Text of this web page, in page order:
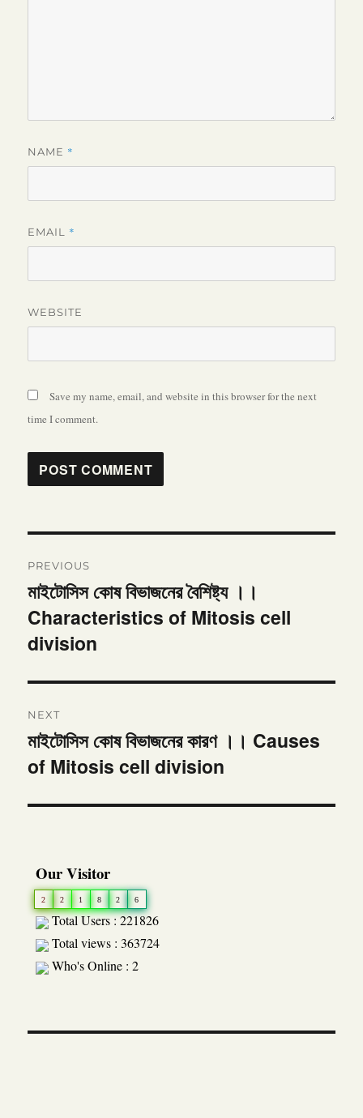
NAME *
EMAIL *
WEBSITE
Save my name, email, and website in this browser for the next
time I comment.
navigation
PREVIOUS
Previous
post:
মাইটোসিস কোষ বিভাজনের বৈশিষ্ট্য ।।
Characteristics of Mitosis cell
division
NEXT
Next
post:
মাইটোসিস কোষ বিভাজনের কারণ ।। Causes
of Mitosis cell division
Our Visitor
2 2 1 8 2 6
Total Users : 221826
Total views : 363724
Who's Online : 2